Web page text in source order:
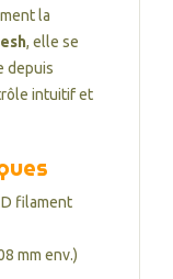
la
, elle se
depuis
intuitif et
filament
mm env.)